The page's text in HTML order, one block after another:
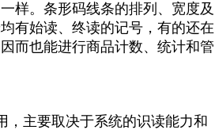
样。条形码线条的排列、宽度及
有始读、终读的记号，有的还在
而也能进行商品计数、统计和管
，主要取决于系统的识读能力和